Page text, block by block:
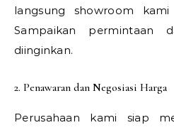
langsung showroom
Sampaikan
diinginkan.
2. Penawaran dan Negosiasi Harga
Perusahaan kami siap